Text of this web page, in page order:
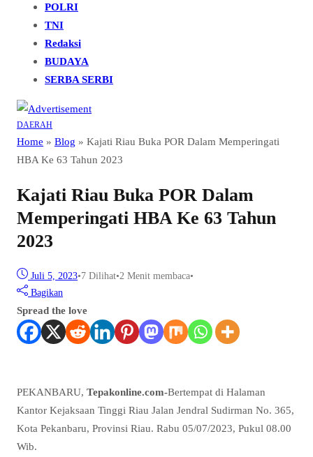
POLRI
TNI
Redaksi
BUDAYA
SERBA SERBI
DAERAH
Home » Blog » Kajati Riau Buka POR Dalam Memperingati
HBA Ke 63 Tahun 2023
Kajati Riau Buka POR Dalam
Memperingati HBA Ke 63 Tahun
2023
Juli 5, 2023•7 Dilihat•2 Menit membaca•
Bagikan
Spread the love
PEKANBARU, Tepakonline.com-Bertempat di Halaman
Kantor Kejaksaan Tinggi Riau Jalan Jendral Sudirman No. 365,
Kota Pekanbaru, Provinsi Riau. Rabu 05/07/2023, Pukul 08.00
Wib.